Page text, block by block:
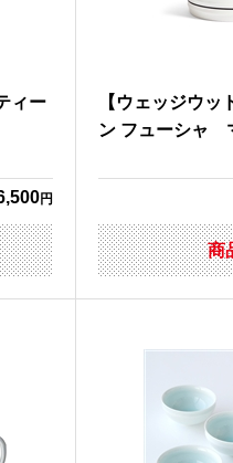
ィー
円
【ウェッジウッ
ン フューシャ
商